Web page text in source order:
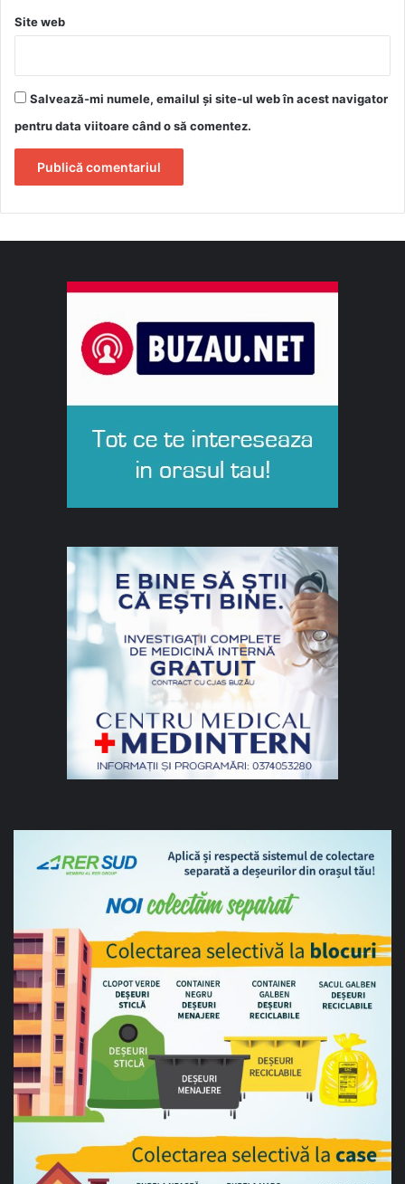
Site web
Salvează-mi numele, emailul și site-ul web în acest navigator
pentru data viitoare când o să comentez.